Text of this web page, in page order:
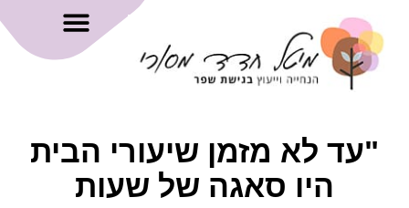
"עד לא מזמן שיעורי הבית
היו סאגה של שעות